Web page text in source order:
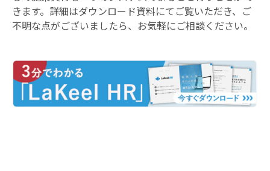
きます。詳細はダウンロード資料にてご覧いただき、ご
不明な点がございましたら、お気軽にご相談ください。